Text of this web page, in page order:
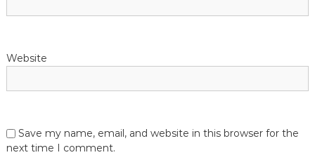
Website
Save my name, email, and website in this browser for the
next time I comment.